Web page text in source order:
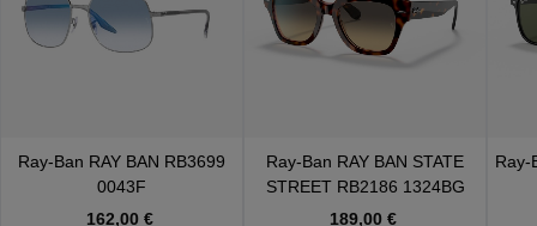
VER TODOS
Ray-Ban RAY BAN RB3699
0043F
162,00 €
Ray-Ban RAY BAN STATE
STREET RB2186 1324BG
189,00 €